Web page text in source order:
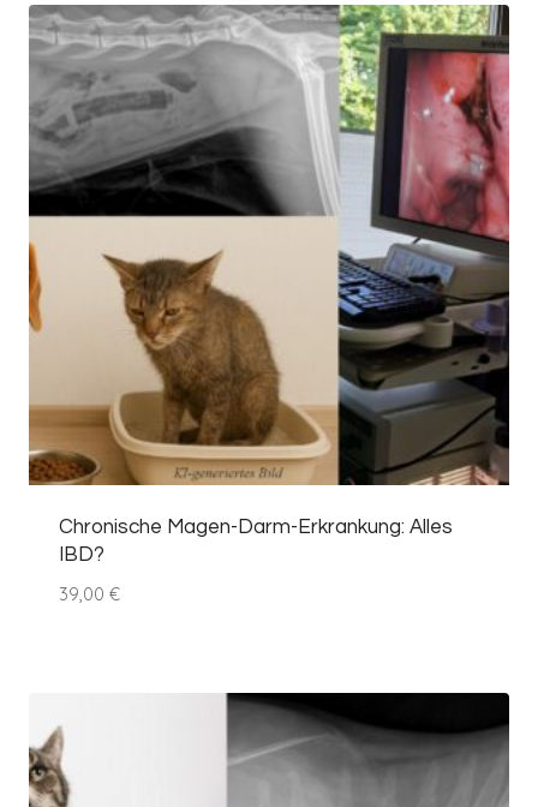
Chronische Magen-Darm-Erkrankung: Alles
IBD?
39,00 €